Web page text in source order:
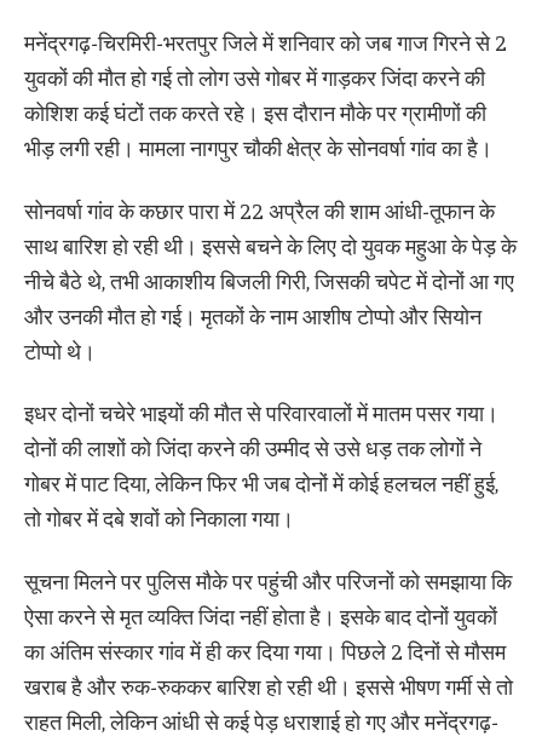
मनेंद्रगढ़-चिरमिरी-भरतपुर जिले में शनिवार को जब गाज गिरने से 2
युवकों की मौत हो गई तो लोग उसे गोबर में गाड़कर जिंदा करने की
कोशिश कई घंटों तक करते रहे। इस दौरान मौके पर ग्रामीणों की
भीड़ लगी रही। मामला नागपुर चौकी क्षेत्र के सोनवर्षा गांव का है।
सोनवर्षा गांव के कछार पारा में 22 अप्रैल की शाम आंधी-तूफान के
साथ बारिश हो रही थी। इससे बचने के लिए दो युवक महुआ के पेड़ के
नीचे बैठे थे, तभी आकाशीय बिजली गिरी, जिसकी चपेट में दोनों आ गए
और उनकी मौत हो गई। मृतकों के नाम आशीष टोप्पो और सियोन
टोप्पो थे।
इधर दोनों चचेरे भाइयों की मौत से परिवारवालों में मातम पसर गया।
दोनों की लाशों को जिंदा करने की उम्मीद से उसे धड़ तक लोगों ने
गोबर में पाट दिया, लेकिन फिर भी जब दोनों में कोई हलचल नहीं हुई,
तो गोबर में दबे शवों को निकाला गया।
सूचना मिलने पर पुलिस मौके पर पहुंची और परिजनों को समझाया कि
ऐसा करने से मृत व्यक्ति जिंदा नहीं होता है। इसके बाद दोनों युवकों
का अंतिम संस्कार गांव में ही कर दिया गया। पिछले 2 दिनों से मौसम
खराब है और रुक-रुककर बारिश हो रही थी। इससे भीषण गर्मी से तो
राहत मिली, लेकिन आंधी से कई पेड़ धराशाई हो गए और मनेंद्रगढ़-